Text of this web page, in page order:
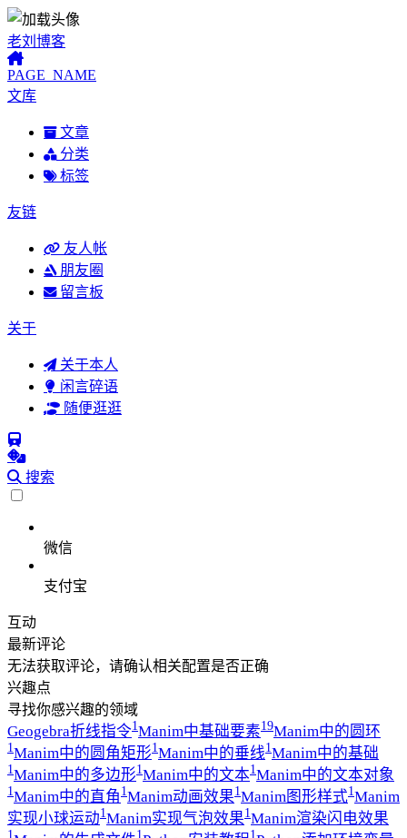
老刘博客
PAGE_NAME
文库
文章
分类
标签
友链
友人帐
朋友圈
留言板
关于
关于本人
闲言碎语
随便逛逛
搜索
微信
支付宝
互动
最新评论
无法获取评论，请确认相关配置是否正确
兴趣点
寻找你感兴趣的领域
Geogebra折线指令1Manim中基础要素19Manim中的圆环
1Manim中的圆角矩形1Manim中的垂线1Manim中的基础
1Manim中的多边形1Manim中的文本1Manim中的文本对象
1Manim中的直角 1Manim动画效果1Manim图形样式1Manim
实现小球运动1Manim实现气泡效果1Manim渲染闪电效果
1 1 1